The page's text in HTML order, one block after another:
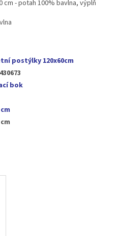
cm - potah 100% bavlna, výplň
postýlky 120x60cm
bok